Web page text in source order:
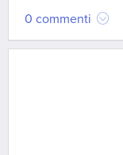
0 commenti